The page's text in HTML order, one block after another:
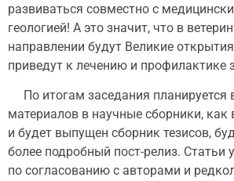
развиваться совместно с
геологией! А это значит, что в
направлении будут Великие
приведут к лечению и профилактике
По итогам заседания планируется
материалов в научные сборники, как
и будет выпущен сборник тезисов,
более подробный пост-релиз. Статьи
по согласованию с авторами и